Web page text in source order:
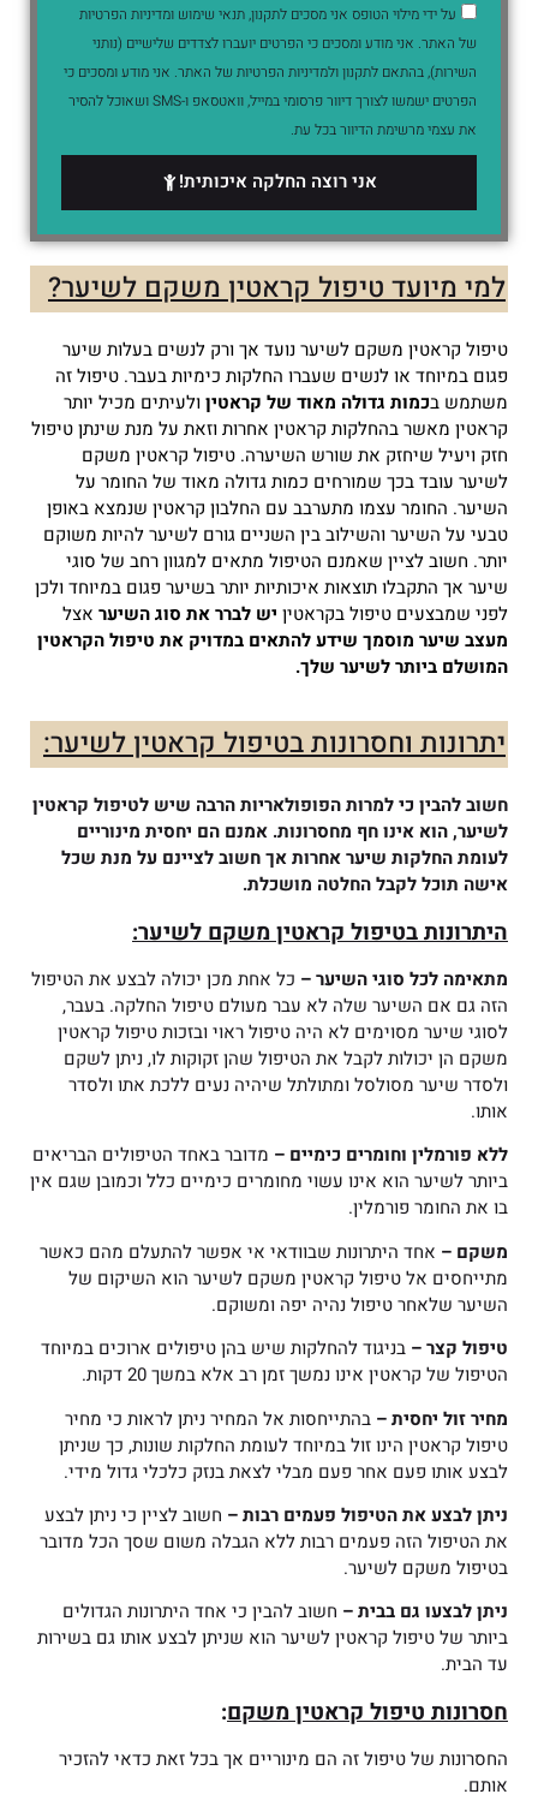
על ידי מילוי הטופס אני מסכים לתקנון, תנאי שימוש ומדיניות הפרטיות
של האתר. אני מודע ומסכים כי הפרטים יועברו לצדדים שלישיים (נותני
השירות), בהתאם לתקנון ולמדיניות הפרטיות של האתר. אני מודע ומסכים כי
הפרטים ישמשו לצורך דיוור פרסומי במייל, וואטסאפ ו-SMS ושאוכל להסיר
את עצמי מרשימת הדיוור בכל עת.
אני רוצה החלקה איכותית!
למי מיועד טיפול קראטין משקם לשיער?
טיפול קראטין משקם לשיער נועד אך ורק לנשים בעלות שיער
פגום במיוחד או לנשים שעברו החלקות כימיות בעבר. טיפול זה
משתמש בכמות גדולה מאוד של קראטיןולעיתים מכיל יותר
קראטין מאשר בהחלקות קראטין אחרות וזאת על מנת שינתן טיפול
חזק ויעיל שיחזק את שורש השיערה. טיפול קראטין משקם
לשיער עובד בכך שמורחים כמות גדולה מאוד של החומר על
השיער. החומר עצמו מתערבב עם החלבון קראטין שנמצא באופן
טבעי על השיער והשילוב בין השניים גורם לשיער להיות משוקם
יותר. חשוב לציין שאמנם הטיפול מתאים למגוון רחב של סוגי
שיער אך התקבלו תוצאות איכותיות יותר בשיער פגום במיוחד ולכן
לפני שמבצעים טיפול בקראטין יש לברר את סוג השיער אצל
מעצב שיער מוסמך שידע להתאים במדויק את טיפול הקראטין
המושלם ביותר לשיער שלך.
יתרונות וחסרונות בטיפול קראטין לשיער:
חשוב להבין כי למרות הפופולאריות הרבה שיש לטיפול קראטין
לשיער, הוא אינו חף מחסרונות. אמנם הם יחסית מינוריים
לעומת החלקות שיער אחרות אך חשוב לציינם על מנת שכל
אישה תוכל לקבל החלטה מושכלת.
היתרונות בטיפול קראטין משקם לשיער:
מתאימה לכל סוגי השיער – כל אחת מכן יכולה לבצע את הטיפול
הזה גם אם השיער שלה לא עבר מעולם טיפול החלקה. בעבר,
לסוגי שיער מסוימים לא היה טיפול ראוי ובזכות טיפול קראטין
משקם הן יכולות לקבל את הטיפול שהן זקוקות לו, ניתן לשקם
ולסדר שיער מסולסל ומתולתל שיהיה נעים ללכת אתו ולסדר
אותו.
ללא פורמלין וחומרים כימיים – מדובר באחד הטיפולים הבריאים
ביותר לשיער הוא אינו עשוי מחומרים כימיים כלל וכמובן שגם אין
בו את החומר פורמלין.
משקם – אחד היתרונות שבוודאי אי אפשר להתעלם מהם כאשר
מתייחסים אל טיפול קראטין משקם לשיער הוא השיקום של
השיער שלאחר טיפול נהיה יפה ומשוקם.
טיפול קצר – בניגוד להחלקות שיש בהן טיפולים ארוכים במיוחד
הטיפול של קראטין אינו נמשך זמן רב אלא במשך 20 דקות.
מחיר זול יחסית – בהתייחסות אל המחיר ניתן לראות כי מחיר
טיפול קראטין הינו זול במיוחד לעומת החלקות שונות, כך שניתן
לבצע אותו פעם אחר פעם מבלי לצאת בנזק כלכלי גדול מידי.
ניתן לבצע את הטיפול פעמים רבות – חשוב לציין כי ניתן לבצע
את הטיפול הזה פעמים רבות ללא הגבלה משום שסך הכל מדובר
בטיפול משקם לשיער.
ניתן לבצעו גם בבית – חשוב להבין כי אחד היתרונות הגדולים
ביותר של טיפול קראטין לשיער הוא שניתן לבצע אותו גם בשירות
עד הבית.
חסרונות טיפול קראטין משקם:
החסרונות של טיפול זה הם מינוריים אך בכל זאת כדאי להזכיר
אותם.